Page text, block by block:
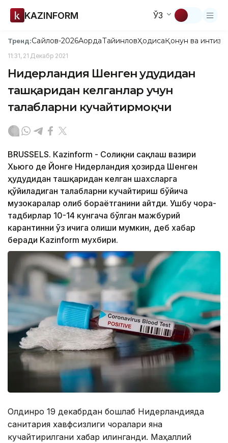
KAZINFORM ЎЗ
Тренд:Сайлов-2026АқордаТайинловҲодисаҚонун ва
11:31, 21 Декабр 2021
Нидерландия Шенген ҳудудидан
ташқаридан келганлар учун
талабларни кучайтирмоқчи
BRUSSELS. Кazinform - Соғлиқни сақлаш вазири
Хьюго де Йонге Нидерландия ҳозирда Шенген
ҳудудидан ташқаридан келган шахсларга
қўйиладиган талабларни кучайтириш бўйича
музокаралар олиб бораётганини айтди. Ушбу чора-
тадбирлар 10-14 кунгача бўлган мажбурий
карантинни ўз ичига олиши мумкин, деб хабар
беради Kazinform мухбири.
Олдинроқ 19 декабрдан бошлаб Нидерландияда
санитария хавфсизлиги чоралари яна
кучайтирилгани хабар қилинганди. Маҳаллий